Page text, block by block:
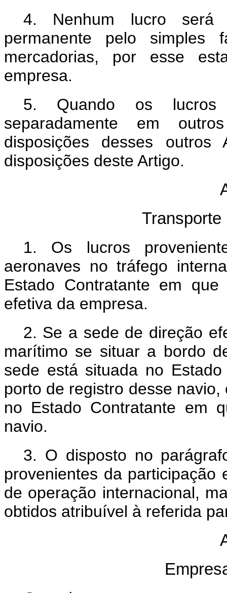
4. Nenhum lucro será
permanente pelo
mercadorias, por esse
empresa.
5. Quando os lucros
separadamente em
disposições desses
disposições deste Artigo.
Transporte
1. Os lucros
aeronaves no tráfego
Estado Contratante em
efetiva da empresa.
2. Se a sede de direção
marítimo se situar a bordo
sede está situada no
porto de registro desse
no Estado Contratante em
navio.
3. O disposto no
provenientes da participação
de operação internacional,
obtidos atribuível à referida